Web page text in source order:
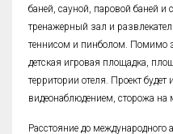
баней, сауной, паровой баней
тренажерный зал и
теннисом и пинболом. Помимо
детская игровая площадка,
территории отеля. Проект
видеонаблюдением, сторожа на
Расстояние до международного